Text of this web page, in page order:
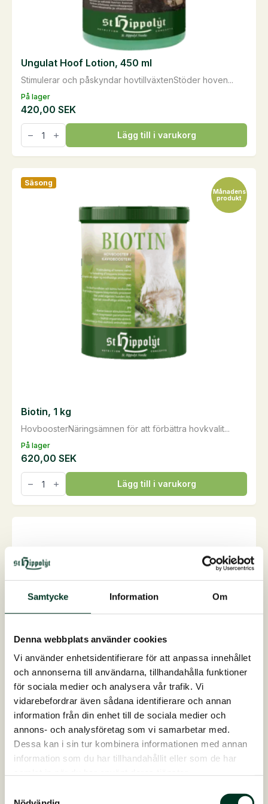
Samtycke Information Om
Denna webbplats använder cookies
Vi använder enhetsidentifierare för att anpassa innehållet
och annonserna till användarna, tillhandahålla funktioner
för sociala medier och analysera vår trafik. Vi
vidarebefordrar även sådana identifierare och annan
information från din enhet till de sociala medier och
annons- och analysföretag som vi samarbetar med.
Dessa kan i sin tur kombinera informationen med annan
information som du har tillhandahållit eller som de har
På lager
Stimulerar och påskyndar hovtillväxtenStöder hoven...
Ungulat Hoof Lotion, 450 ml
420,00 SEK
Ungulat
Hoof
Lotion,
450
mängd
Lägg till i varukorg
På lager
Säsong
Månadens
produkt
HovboosterNäringsämnen för att förbättra hovkvalit...
Biotin, 1 kg
620,00 SEK
Biotin,
kg
mängd
Lägg till i varukorg
Dynamik och fri rörlighetFör skydd av senor, ledba...
Movicur